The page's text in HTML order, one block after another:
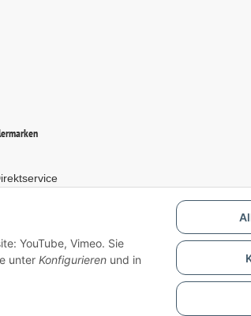
YouTube, Vimeo. Sie
unter Konfigurieren und in